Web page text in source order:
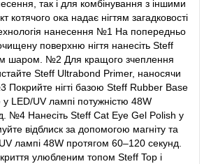
так і для комбінування з іншими
котячого ока надає нігтям загадковості
нанесення №1 На попередньо
поверхню нігтя нанесіть Steff
шаром. №2 Для кращого зчеплення
Steff Ultrabond Primer, наносячи
Покрийте нігті базою Steff Rubber Base
у LED/UV лампі потужністю 48W
№4 Нанесіть Steff Cat Eye Gel Polish у
відблиск за допомогою магніту та
лампі 48W протягом 60–120 секунд.
улюбленим топом Steff Top і